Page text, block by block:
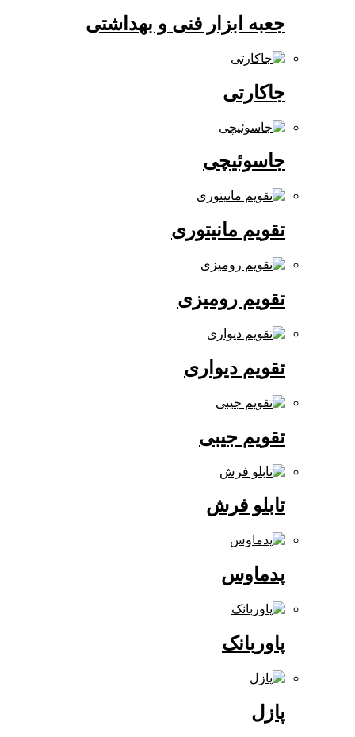
جعبه ابزار فنی و بهداشتی
جاسوئیچی
تقویم مانیتوری
تقویم رومیزی
تقویم دیواری
تقویم جیبی
تابلو فرش